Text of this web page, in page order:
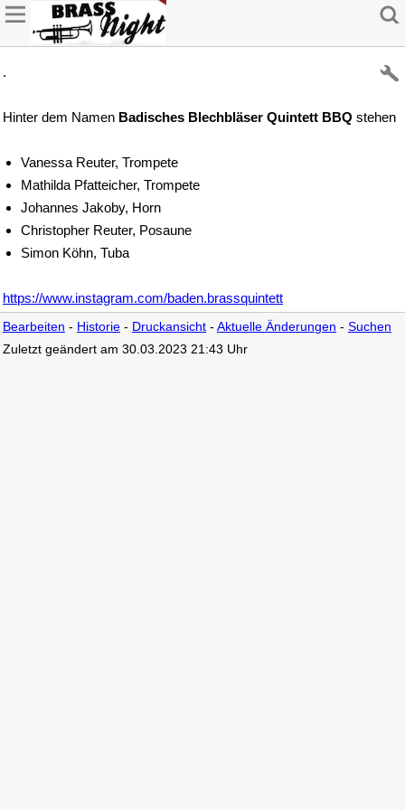
.
Hinter dem Namen Badisches Blechbläser Quintett BBQ stehen
Vanessa Reuter, Trompete
Mathilda Pfatteicher, Trompete
Johannes Jakoby, Horn
Christopher Reuter, Posaune
Simon Köhn, Tuba
https://www.instagram.com/baden.brassquintett
Bearbeiten - Historie - Druckansicht - Aktuelle Änderungen - Suchen
Zuletzt geändert am 30.03.2023 21:43 Uhr